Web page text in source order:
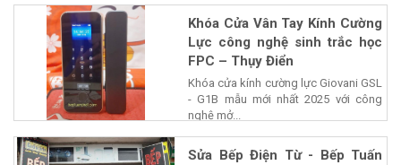
Khóa Cửa Vân Tay Kính Cường
Lực công nghệ sinh trắc học
FPC – Thụy Điển
Khóa cửa kính cường lực Giovani GSL
- G1B mẫu mới nhất 2025 với công
nghệ mở...
Sửa Bếp Điện Từ - Bếp Tuấn